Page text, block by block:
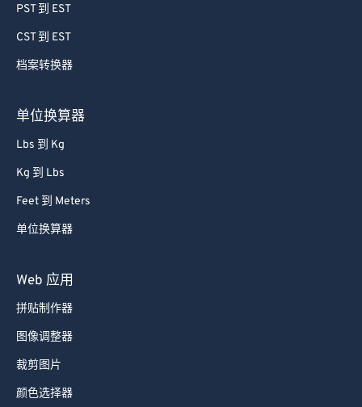
PST 到 EST
CST 到 EST
档案转换器
单位换算器
Lbs 到 Kg
Kg 到 Lbs
Feet 到 Meters
单位换算器
Web 应用
拼贴制作器
图像调整器
裁剪图片
颜色选择器